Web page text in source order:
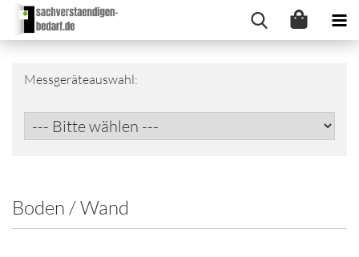
Messgeräteauswahl:
Boden / Wand